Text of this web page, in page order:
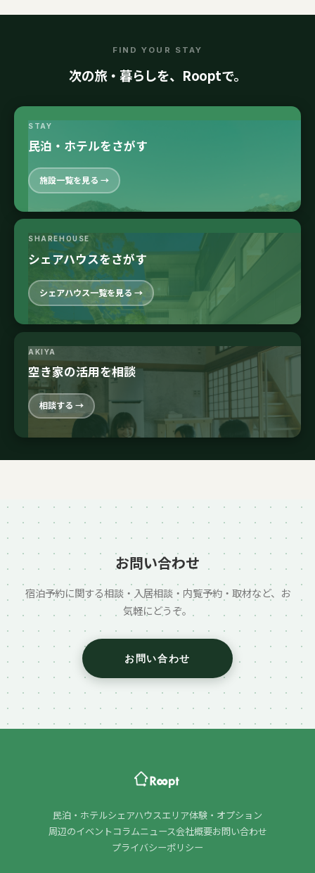
FIND YOUR STAY
次の旅・暮らしを、Rooptで。
STAY
民泊・ホテルをさがす
施設一覧を見る →
SHAREHOUSE
シェアハウスをさがす
シェアハウス一覧を見る →
AKIYA
空き家の活用を相談
相談する →
お問い合わせ
宿泊予約に関する相談・入居相談・内覧予約・取材など、お
気軽にどうぞ。
お問い合わせ
民泊・ホテルシェアハウスエリア体験・オプション
周辺のイベント コラムニュース会社概要お問い合わせ
プライバシーポリシー